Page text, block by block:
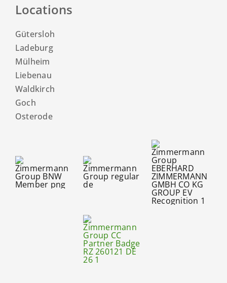
Locations
Gütersloh
Ladeburg
Mülheim
Liebenau
Waldkirch
Goch
Osterode